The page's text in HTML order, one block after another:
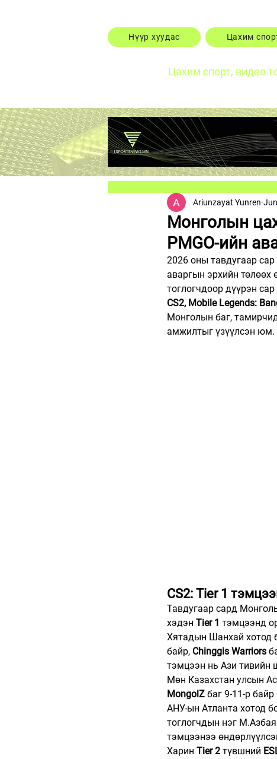
Нүүр хуудас Цахим
Цахим спорт, видео
Монголын
PMGO-ийн
Ariunzayat Yunren
2026 оны тавдугаар
аваргын эрхийн төлөөх
тоглогчдоор дүүрэн
CS2, Mobile Legends:
Монголын баг,
амжилтыг үзүүлсэн юм.
CS2: Tier 1
Тавдугаар сард
хэдэн Tier 1 тэмцээнд
Хятадын Шанхай хотод
байр, Chinggis Warriors
тэмцээн нь Ази тивийн
Мөн Казахстан улсын
MongolZ баг 9-11-р
АНУ-ын Атланта хотод
тоглогчдын нэг
тэмцээнээ
Харин Tier 2 түвшний